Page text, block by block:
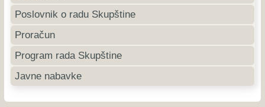
Poslovnik o radu Skupštine
Proračun
Program rada Skupštine
Javne nabavke